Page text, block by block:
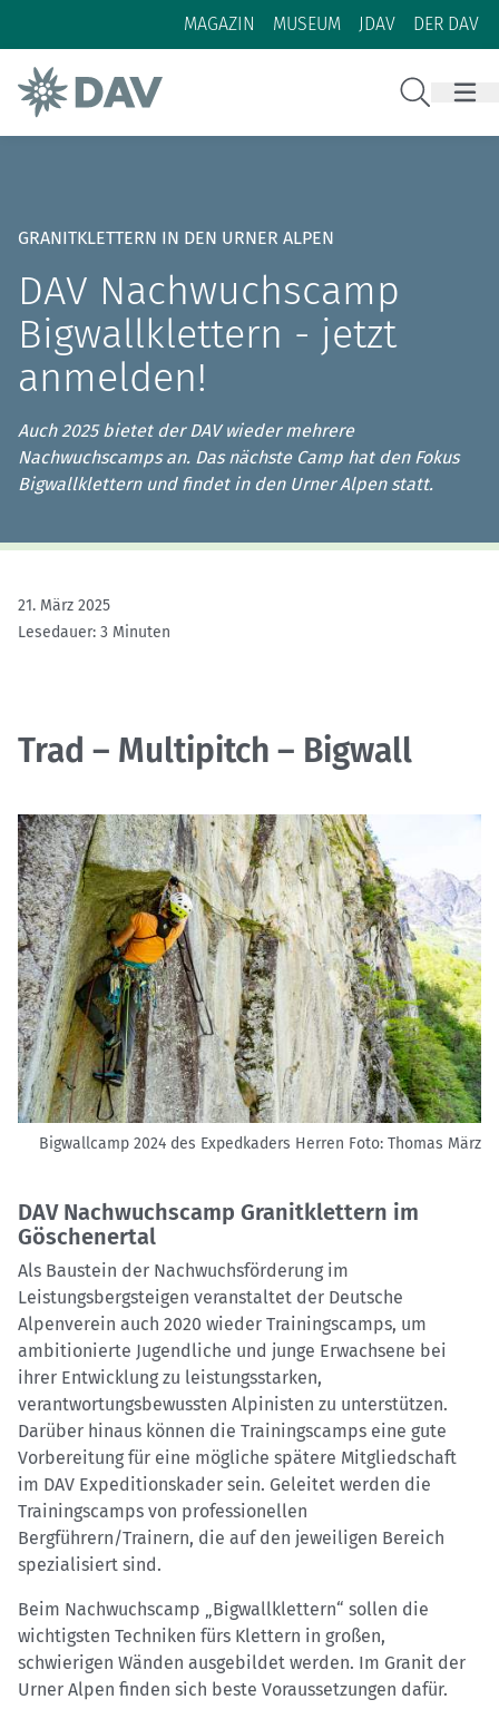
Zum Inhalt
Zur Footer-Navigation
MAGAZIN MUSEUM JDAV DER DAV
GRANITKLETTERN IN DEN URNER ALPEN
DAV Nachwuchscamp
Bigwallklettern - jetzt
anmelden!
Auch 2025 bietet der DAV wieder mehrere
Nachwuchscamps an. Das nächste Camp hat den Fokus
Bigwallklettern und findet in den Urner Alpen statt.
21. März 2025
Lesedauer: 3 Minuten
Trad – Multipitch – Bigwall
Bigwallcamp 2024 des Expedkaders Herren Foto: Thomas März
DAV Nachwuchscamp Granitklettern im
Göschenertal
Als Baustein der Nachwuchsförderung im
Leistungsbergsteigen veranstaltet der Deutsche
Alpenverein auch 2020 wieder Trainingscamps, um
ambitionierte Jugendliche und junge Erwachsene bei
ihrer Entwicklung zu leistungsstarken,
verantwortungsbewussten Alpinisten zu unterstützen.
Darüber hinaus können die Trainingscamps eine gute
Vorbereitung für eine mögliche spätere Mitgliedschaft
im DAV Expeditionskader sein. Geleitet werden die
Trainingscamps von professionellen
Bergführern/Trainern, die auf den jeweiligen Bereich
spezialisiert sind.
Beim Nachwuchscamp „Bigwallklettern“ sollen die
wichtigsten Techniken fürs Klettern in großen,
schwierigen Wänden ausgebildet werden. Im Granit der
Urner Alpen finden sich beste Voraussetzungen dafür.